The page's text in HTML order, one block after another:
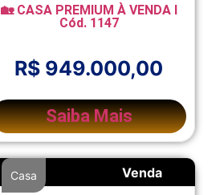
🏡 CASA PREMIUM À VENDA l
Cód. 1147
R$ 949.000,00
Saiba Mais
Venda
Casa